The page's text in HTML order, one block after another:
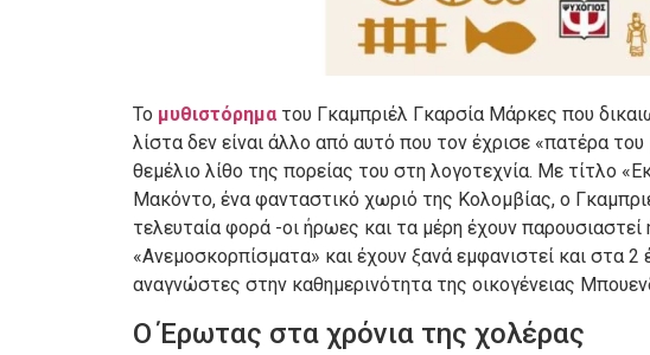
Το μυθιστόρηματου Γκαμπριέλ Γκαρσία Μάρκες που
λίστα δεν είναι άλλο από αυτό που τον έχρισε «πατέρα
θεμέλιο λίθο της πορείας του στη λογοτεχνία. Με τίτλο
Μακόντο, ένα φανταστικό χωριό της Κολομβίας, ο
τελευταία φορά -οι ήρωες και τα μέρη έχουν
«Ανεμοσκορπίσματα» και έχουν ξανά εμφανιστεί και στα
αναγνώστες στην καθημερινότητα της οικογένειας
Ο Έρωτας στα χρόνια της χολέρας